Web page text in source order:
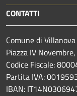
CONTATTI
Comune di
Piazza IV
Codice Fiscale:
Partita IVA:
IBAN: